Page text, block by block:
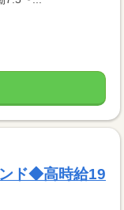
ド◆高時給19